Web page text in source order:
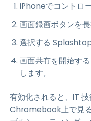
iPhoneでコントロ
画面録画ボタンを長
選択する
画面共有を開始す
します。
有効化されると、IT
Chromebook上で見